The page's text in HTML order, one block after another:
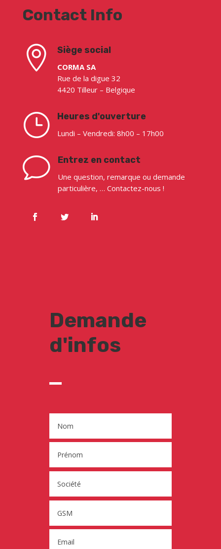
Contact Info
 Siège social
CORMA SA
Rue de la digue 32
4420 Tilleur – Belgique
} Heures d'ouverture
Lundi – Vendredi: 8h00 – 17h00
v Entrez en contact
Une question, remarque ou demande
particulière, … Contactez-nous !
Demande
d'infos